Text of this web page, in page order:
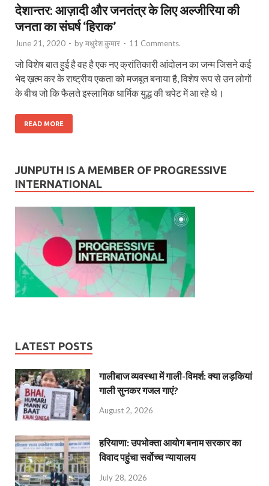
देशान्तर: आज़ादी और जनतंत्र के लिए अल्जीरिया की
जनता का संघर्ष ‘हिराक’
June 21, 2020 - byमधुरेश कुमार - 11 Comments.
जो विशेष बात हुई है वह है एक नए क्रांतिकारी आंदोलन का जन्म जिसने कई
भेद ख़त्म कर के राष्ट्रीय एकता को मजबूत बनाया है, विशेष रूप से उन लोगों
के बीच जो कि फैलते इस्लामिक धार्मिक युद्ध की चपेट में आ रहे थे।
READ MORE
JUNPUTH IS A MEMBER OF PROGRESSIVE
INTERNATIONAL
LATEST POSTS
गालीबाज व्‍यवस्‍था में गाली-विमर्श: क्या लड़कियां
गाली सुनकर गजल गाएं?
August 2, 2026
हरियाणा: उपभोक्ता आयोग बनाम सरकार का
विवाद पहुंचा सर्वोच्च न्यायालय
July 28, 2026